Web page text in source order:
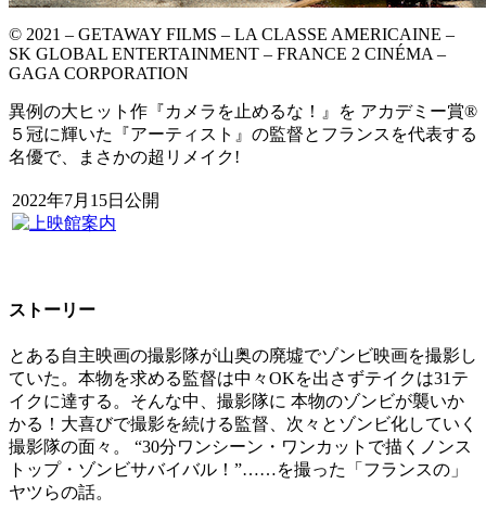
© 2021 – GETAWAY FILMS – LA CLASSE AMERICAINE –
SK GLOBAL ENTERTAINMENT – FRANCE 2 CINÉMA –
GAGA CORPORATION
異例の大ヒット作『カメラを止めるな！』を アカデミー賞®
５冠に輝いた『アーティスト』の監督とフランスを代表する
名優で、まさかの超リメイク!
2022年7月15日公開
ストーリー
とある自主映画の撮影隊が山奥の廃墟でゾンビ映画を撮影し
ていた。本物を求める監督は中々OKを出さずテイクは31テ
イクに達する。そんな中、撮影隊に 本物のゾンビが襲いか
かる！大喜びで撮影を続ける監督、次々とゾンビ化していく
撮影隊の面々。 “30分ワンシーン・ワンカットで描くノンス
トップ・ゾンビサバイバル！”……を撮った「フランスの」
ヤツらの話。